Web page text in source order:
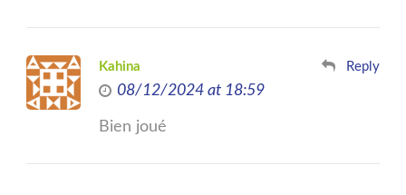
Kahina
08/12/2024 at 18:59
Reply
Bien joué